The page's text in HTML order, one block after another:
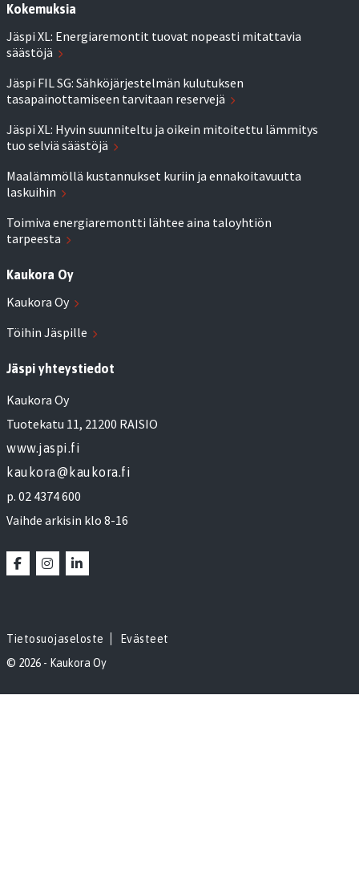
Kokemuksia
Jäspi XL: Energiaremontit tuovat nopeasti mitattavia
säästöjä
Jäspi FIL SG: Sähköjärjestelmän kulutuksen
tasapainottamiseen tarvitaan reservejä
Jäspi XL: Hyvin suunniteltu ja oikein mitoitettu lämmitys
tuo selviä säästöjä
Maalämmöllä kustannukset kuriin ja ennakoitavuutta
laskuihin
Toimiva energiaremontti lähtee aina taloyhtiön
tarpeesta
Kaukora Oy
Kaukora Oy
Töihin Jäspille
Jäspi yhteystiedot
Kaukora Oy
Tuotekatu 11, 21200 RAISIO
www.jaspi.fi
kaukora@kaukora.fi
p. 02 4374 600
Vaihde arkisin klo 8-16
Tietosuojaseloste
Evästeet
© 2026 - Kaukora Oy